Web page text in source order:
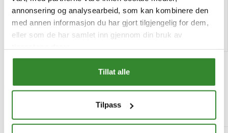
annonsering og analysearbeid, som kan kombinere den
med annen informasjon du har gjort tilgjengelig for dem,
eller som de har samlet inn gjennom din bruk av
Tillat alle
Tilpass
Les mer
Tilgjengelig
Kjøp